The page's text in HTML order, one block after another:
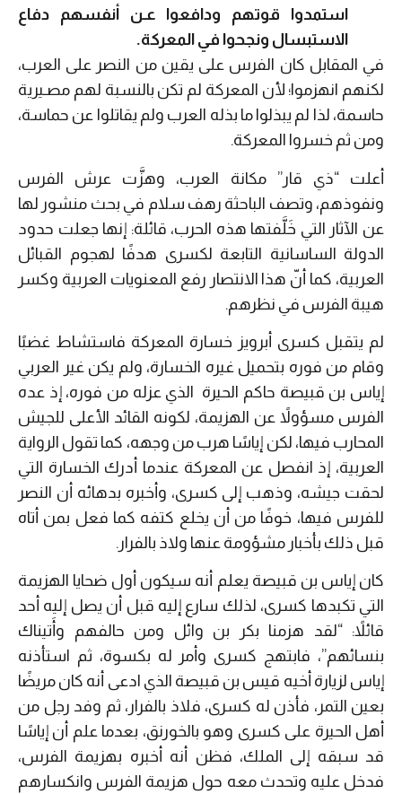
استمدوا قوتهم ودافعوا عـن أنفسهم دفاع
الاستبسال ونجحوا في المعركة.
في المقابل كان الفرس على يقين من النصر على العرب،
لكنهم انهزموا؛ لأن المعركة لم تكن بالنسبة لهم مصـيرية
حاسمة، لذا لم يبذلوا ما بذله العرب ولم يقاتلوا عن حماسة،
ومن ثم خسروا المعركة.
أعلت “ذي قار” مكانة العرب، وهزَّت عرش الفرس
ونفوذهم، وتصف الباحثة رهف سلام في بحث منشور لها
عن الآثار التي خَلَّفتها هذه الحرب، قائلة: إنها جعلت حدود
الدولة الساسانية التابعة لكسرى هدفًا لهجوم القبائل
العربية، كما أنّ هذا الانتصار رفع المعنويات العربية وكسر
هيبة الفرس في نظرهم.
لم يتقبل كسرى أبرويز خسارة المعركة فاستشاط غضبًا
وقام من فوره بتحميل غيره الخسارة، ولم يكن غير العربي
إياس بن قبيصة حاكم الحيرة الذي عزله من فوره، إذ عده
الفرس مسؤولاً عن الهزيمة، لكونه القائد الأعلى للجيش
المحارب فيها، لكن إياسًا هرب من وجهه، كما تقول الرواية
العربية، إذ انفصل عن المعركة عندما أدرك الخسارة التي
لحقت جيشه، وذهب إلى كسرى، وأخبره بدهائه أن النصر
للفرس فيها، خوفًا من أن يخلع كتفه كما فعل بمن أتاه
قبل ذلك بأخبار مشؤومة عنها ولاذ بالفرار.
كان إياس بن قبيصة يعلم أنه سيكون أول ضحايا الهزيمة
التي تكبدها كسرى، لذلك سارع إليه قبل أن يصل إليه أحد
قائلاً: “لقد هزمنا بكر بن وائل ومن حالفهم وأَتيناك
بنسائهم”، فابتهج كسرى وأمر له بكسوة، ثم استأذنه
إياس لزيارة أخيه قيس بن قبيصة الذي ادعى أنه كان مريضًا
بعين التمر، فأذن له كسرى، فلاذ بالفرار، ثم وفد رجل من
أهل الحيرة على كسرى وهو بالخورنق، بعدما علم أن إياسًا
قد سبقه إلى الملك، فظن أنه أخبره بهزيمة الفرس،
فدخل عليه وتحدث معه حول هزيمة الفرس وانكسارهم